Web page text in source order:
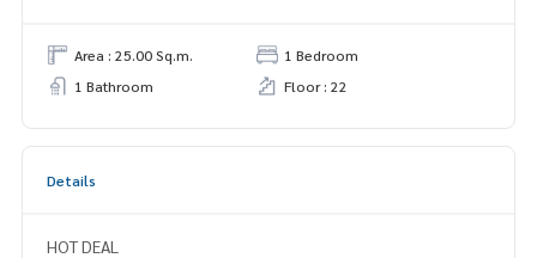
Area : 25.00 Sq.m.
1 Bedroom
1 Bathroom
Floor : 22
Details
HOT DEAL